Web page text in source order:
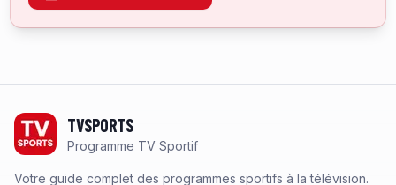
TVSPORTS
Programme TV Sportif
Votre guide complet des programmes sportifs à la télévision.